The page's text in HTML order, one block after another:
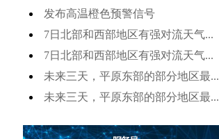
发布高温橙色预警信号
7日北部和西部地区有强对流天气...
7日北部和西部地区有强对流天气...
未来三天，平原东部的部分地区最...
未来三天，平原东部的部分地区最...